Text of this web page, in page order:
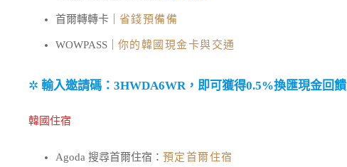
首爾轉轉卡｜ 省錢預備備
WOWPASS｜ 你的韓國現金卡與交通
✲ 輸入邀請碼：3HWDA6WR，即可獲得0.5%換匯現金回饋
韓國住宿
Agoda 搜尋首爾住宿： 預定首爾住宿